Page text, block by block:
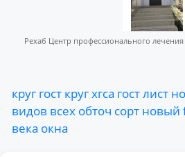
Рехаб Центр профессионального
круг гост кругхгса гостлист
видов всех обточ сорт новый
века окна